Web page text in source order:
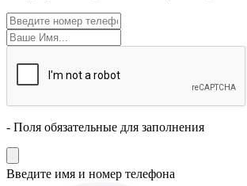
- Поля обязательные для заполнения
Введите имя и номер телефона